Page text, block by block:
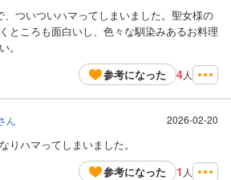
ついついハマってしまいました。聖女様の
ところも面白いし、色々な馴染みあるお料理
。
参考になった 4人
ん 2026-02-20
りハマってしまいました。
参考になった 1 人